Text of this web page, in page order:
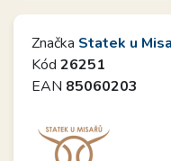
Značka Statek u
Kód 26251
EAN 85060203